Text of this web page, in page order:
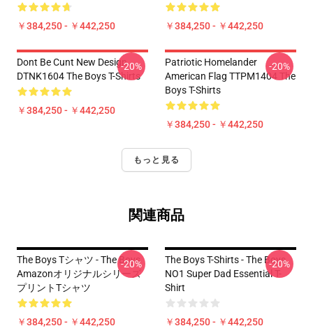
￥384,250 - ￥442,250 ￥384,250 - ￥442,250
Dont Be Cunt New Design
DTNK1604 The Boys T-Shirts
￥384,250 - ￥442,250
-20%
Patriotic Homelander
American Flag TTPM1404 The
Boys T-Shirts
￥384,250 - ￥442,250
-20%
もっと見る
関連商品
The Boys Tシャツ - The Boys
Amazonオリジナルシリーズ
プリントTシャツ
￥384,250 - ￥442,250
-20%
The Boys T-Shirts - The Boys
NO1 Super Dad Essential T-
Shirt
￥384,250 - ￥442,250
-20%